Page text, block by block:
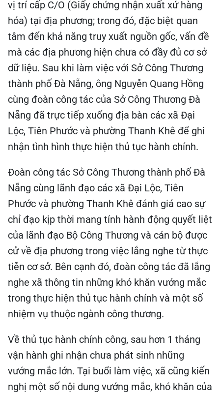
vị trí cấp C/O (Giấy chứng nhận xuất xứ hàng
hóa) tại địa phương; trong đó, đặc biệt quan
tâm đến khả năng truy xuất nguồn gốc, vấn đề
mà các địa phương hiện chưa có đầy đủ cơ sở
dữ liệu. Sau khi làm việc với Sở Công Thương
thành phố Đà Nẵng, ông Nguyễn Quang Hồng
cùng đoàn công tác của Sở Công Thương Đà
Nẵng đã trực tiếp xuống địa bàn các xã Đại
Lộc, Tiên Phước và phường Thanh Khê để ghi
nhận tình hình thực hiện thủ tục hành chính.
Đoàn công tác Sở Công Thương thành phố Đà
Nẵng cùng lãnh đạo các xã Đại Lộc, Tiên
Phước và phường Thanh Khê đánh giá cao sự
chỉ đạo kịp thời mang tính hành động quyết liệt
của lãnh đạo Bộ Công Thương và cán bộ được
cử về địa phương trong việc lắng nghe từ thực
tiễn cơ sở. Bên cạnh đó, đoàn công tác đã lắng
nghe xã thông tin những khó khăn vướng mắc
trong thực hiện thủ tục hành chính và một số
nhiệm vụ thuộc ngành công thương.
Về thủ tục hành chính công, sau hơn 1 tháng
vận hành ghi nhận chưa phát sinh những
vướng mắc lớn. Tại buổi làm việc, xã cũng kiến
nghị một số nội dung vướng mắc, khó khăn của